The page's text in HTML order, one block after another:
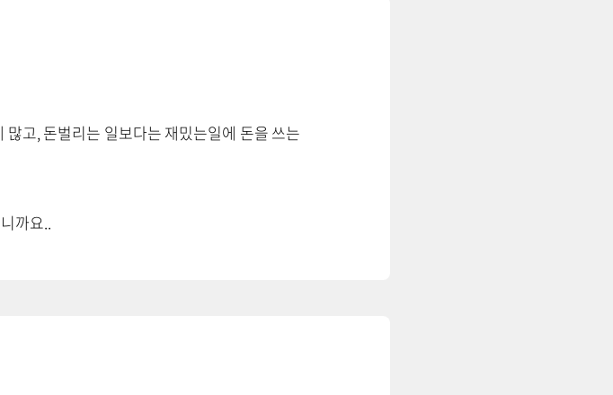
고, 돈벌리는 일보다는 재밌는일에 돈을 쓰는
까요..